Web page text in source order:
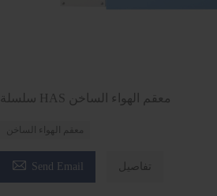
سلسلة HAS معقم الهواء الساخن
معقم الهواء الساخن
 Send Email تفاصيل